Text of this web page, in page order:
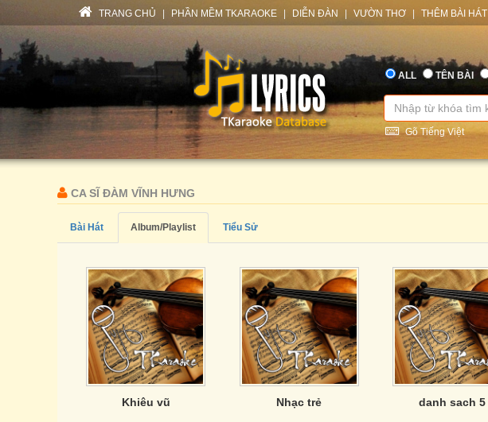
TRANG CHỦ PHẦN MỀM TKARAOKE DIỄN ĐÀN VƯỜN THƠ THÊM BÀI HÁT
ALL TÊN BÀI
Gõ Tiếng Việt
CA SĨ ĐÀM VĨNH HƯNG
Bài Hát Album/Playlist Tiểu Sử
Khiêu vũ Nhạc trẻ danh sach 5